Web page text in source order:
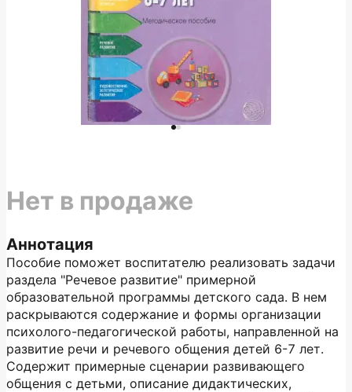
Аннотация
Пособие поможет воспитателю реализовать задачи
раздела "Речевое развитие" примерной
образовательной программы детского сада. В нем
раскрываются содержание и формы организации
психолого-педагогической работы, направленной на
развитие речи и речевого общения детей 6-7 лет.
Содержит примерные сценарии развивающего
общения с детьми, описание дидактических,
Нет в продаже